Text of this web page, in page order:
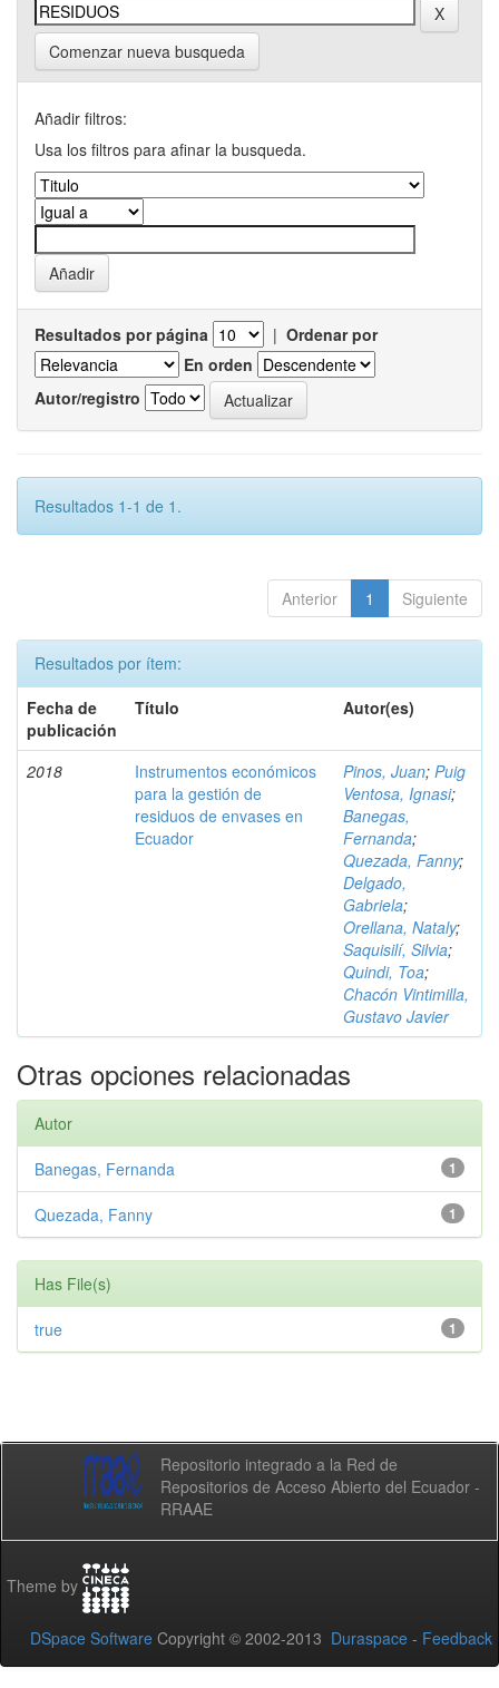
Comenzar nueva busqueda
Añadir filtros:
Usa los filtros para afinar la busqueda.
Resultados por página | Ordenar por
En orden
Autor/registro
Resultados 1-1 de 1.
Anterior 1 Siguiente
Resultados por ítem:
Fecha de
publicación
Título Autor(es)
2018
Instrumentos económicos
para la gestión de
residuos de envases en
Ecuador
Pinos, Juan; Puig
Ventosa, Ignasi;
Banegas,
Fernanda;
Quezada, Fanny;
Delgado,
Gabriela;
Orellana, Nataly;
Saquisilí, Silvia;
Quindi, Toa;
Chacón Vintimilla,
Gustavo Javier
Otras opciones relacionadas
Autor
1
Banegas, Fernanda
1
Quezada, Fanny
Has File(s)
1
true
Repositorio integrado a la Red de
Repositorios de Acceso Abierto del Ecuador -
RRAAE
Theme by
DSpace Software Copyright © 2002-2013 Duraspace - Feedback